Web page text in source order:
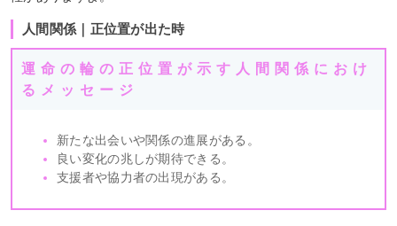
人間関係｜正位置が出た時
運命の輪の正位置が示す人間関係におけ
るメッセージ
新たな出会いや関係の進展がある。
良い変化の兆しが期待できる。
支援者や協力者の出現がある。